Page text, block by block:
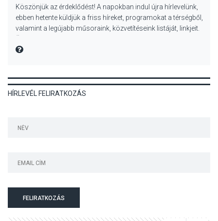
Reneszánsz dallamok
csendülnek fel a visegrádi
Királyi Palota
KULTÚRA 2026 AUG 07
Dunavirág Ünnep Verőcén –
talajközeli ózonmennyiség
Köszönjük az érdeklődést! A napokban indul újra hírlevelünk,
ebben hetente küldjük a friss híreket, programokat a térségből,
valamint a legújabb műsoraink, közvetítéseink listáját, linkjeit.
MIRE MONDTA
HÍRLEVÉL FELIRATKOZÁS
FELIRATKOZÁS